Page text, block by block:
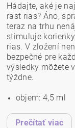
Hádajte, aké je
rast rias? Áno,
teraz na trhu
stimuluje
rias. V zložení
bezpečné pre
výsledky môžete
týždne.
objem: 4,5 ml
Prečítať viac